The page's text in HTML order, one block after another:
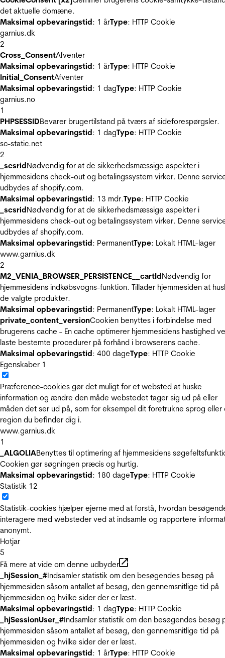
det aktuelle domæne.
Maksimal opbevaringstid: 1 årType: HTTP Cookie
garnius.dk
2
Cross_ConsentAfventer
Maksimal opbevaringstid: 1 årType: HTTP Cookie
Initial_ConsentAfventer
Maksimal opbevaringstid: 1 dagType: HTTP Cookie
garnius.no
1
PHPSESSIDBevarer brugertilstand på tværs af sideforespørgsler.
Maksimal opbevaringstid: 1 dagType: HTTP Cookie
sc-static.net
2
_scsridNødvendig for at de sikkerhedsmæssige aspekter i
hjemmesidens check-out og betalingssystem virker. Denne
udbydes af shopify.com.
Maksimal opbevaringstid: 13 mdr.Type: HTTP Cookie
_scsridNødvendig for at de sikkerhedsmæssige aspekter i
hjemmesidens check-out og betalingssystem virker. Denne
udbydes af shopify.com.
Maksimal opbevaringstid: PermanentType: Lokalt HTML-lager
www.garnius.dk
2
M2_VENIA_BROWSER_PERSISTENCE__cartIdNødvendig for
hjemmesidens indkøbsvogns-funktion. Tillader hjemmesiden at
de valgte produkter.
Maksimal opbevaringstid: PermanentType: Lokalt HTML-lager
private_content_versionCookien benyttes i forbindelse med
brugerens cache - En cache optimerer hjemmesidens hastighed
laste bestemte procedurer på forhånd i browserens cache.
Maksimal opbevaringstid: 400 dageType: HTTP Cookie
Egenskaber 1
Præference-cookies gør det muligt for et websted at huske
information og ændre den måde webstedet tager sig ud på eller
måden det ser ud på, som for eksempel dit foretrukne sprog eller
region du befinder dig i.
www.garnius.dk
1
_ALGOLIABenyttes til optimering af hjemmesidens
Cookien gør søgningen præcis og hurtig.
Maksimal opbevaringstid: 180 dageType: HTTP Cookie
Statistik 12
Statistik-cookies hjælper ejerne med at forstå, hvordan
interagere med websteder ved at indsamle og rapportere
anonymt.
Hotjar
5
Få mere at vide om denne udbyder
_hjSession_#Indsamler statistik om den besøgendes besøg på
hjemmesiden såsom antallet af besøg, den gennemsnitlige tid på
hjemmesiden og hvilke sider der er læst.
Maksimal opbevaringstid: 1 dagType: HTTP Cookie
_hjSessionUser_#Indsamler statistik om den besøgendes besøg
hjemmesiden såsom antallet af besøg, den gennemsnitlige tid på
hjemmesiden og hvilke sider der er læst.
Maksimal opbevaringstid: 1 årType: HTTP Cookie